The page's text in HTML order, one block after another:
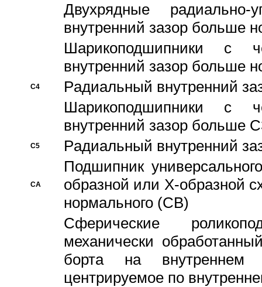
Двухрядные радиально-
внутренний зазор больше
Шарикоподшипники с
внутренний зазор больше
C4
Pадиальный внутренний
Шарикоподшипники с
внутренний зазор больше
C5 Pадиальный внутренний
CA
Подшипник
образной или Х-образной
нормального (CB)
Сферические
механически
борта на внутреннем
центрируемое по